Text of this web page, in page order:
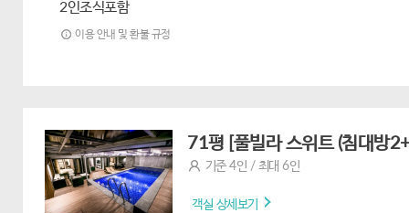
2인조식포함
이용 안내 및 환불 규정
71평 [풀빌라 스위트 (침대방
기준 4인 / 최대 6인
객실 상세보기